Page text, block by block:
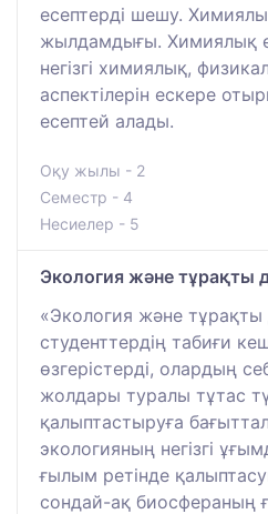
есептерді шешу.
жылдамдығы. Химиялық
негізгі химиялық,
аспектілерін ескере
есептей алады.
Оқу жылы - 2
Семестр - 4
Несиелер - 5
Экология және тұрақты
«Экология және тұрақты
студенттердің табиғи
өзгерістерді, олардың
жолдары туралы тұтас
қалыптастыруға
экологияның негізгі
ғылым ретінде
сондай-ақ биосфераның